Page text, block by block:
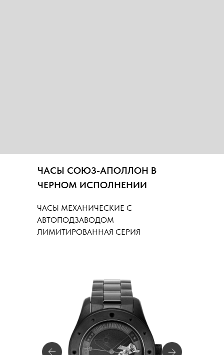
ЧАСЫ МЕХАНИЧЕСКИЕ С
АВТОПОДЗАВОДОМ
ЛИМИТИРОВАННАЯ СЕРИЯ
ЧАСЫ СОЮЗ-АПОЛЛОН В
ЧЕРНОМ ИСПОЛНЕНИИ